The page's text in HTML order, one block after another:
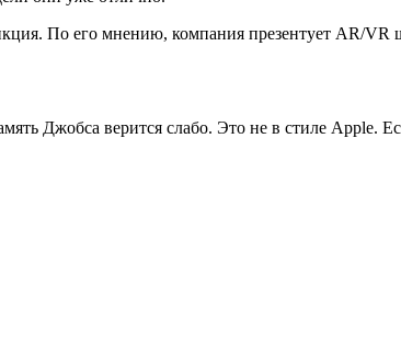
По его мнению, компания презентует AR/VR
Джобса верится слабо. Это не в стиле Apple.